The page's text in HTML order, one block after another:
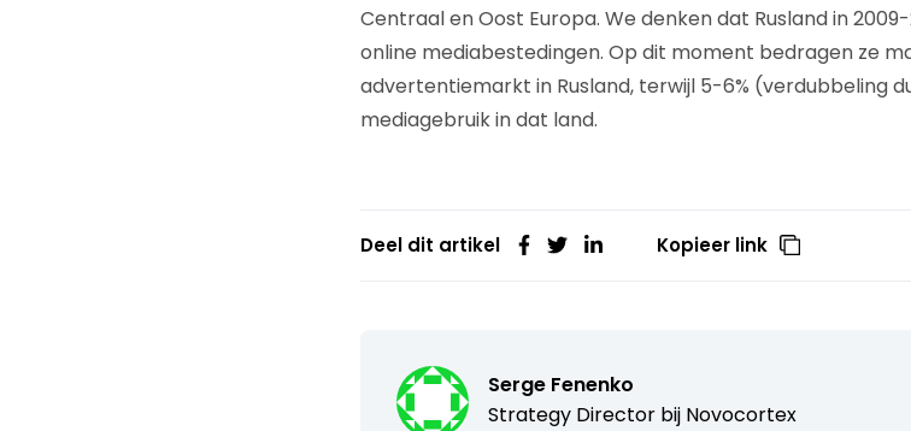
Centraal en Oost Europa. We denken dat Rusland in
online mediabestedingen. Op dit moment bedragen ze
advertentiemarkt in Rusland, terwijl 5-6% (verdubbeling
mediagebruik in dat land.
Deel dit artikel Kopieer link
Serge Fenenko
Strategy Director bij Novocortex